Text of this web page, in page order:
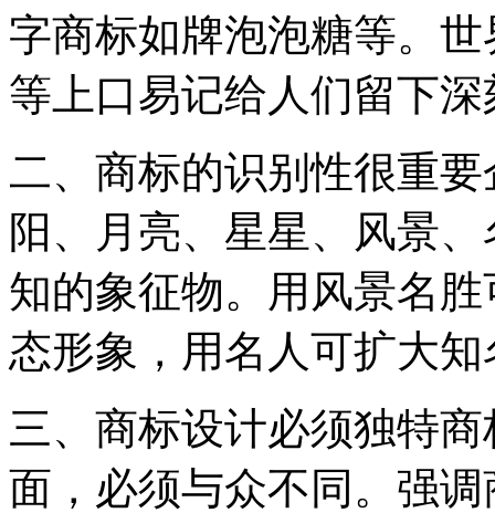
字商标如牌泡泡糖等。
等上口易记给人们留下
二、商标的识别性很重
阳、月亮、星星、风景
知的象征物。用风景名
态形象，用名人可扩大知
三、商标设计必须独特
面，必须与众不同。强